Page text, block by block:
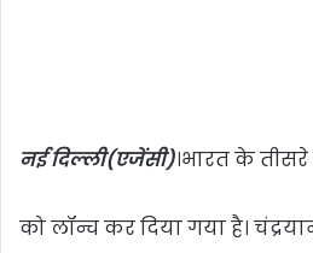
नई दिल्ली(एजेंसी)।भारत के तीसरे
को लॉन्च कर दिया गया है।